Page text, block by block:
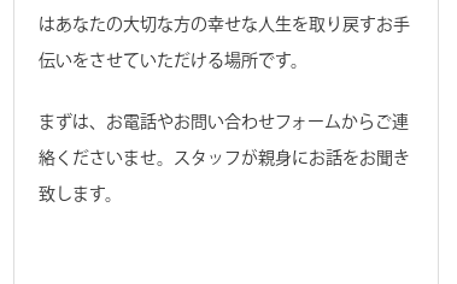
はあなたの大切な方の幸せな人生を取り戻すお手
伝いをさせていただける場所です。
まずは、お電話やお問い合わせフォームからご連
絡くださいませ。スタッフが親身にお話をお聞き
致します。